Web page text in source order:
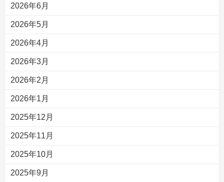
2026年6月
2026年5月
2026年4月
2026年3月
2026年2月
2026年1月
2025年12月
2025年11月
2025年10月
2025年9月